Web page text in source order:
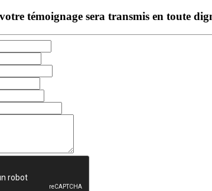
témoignage sera transmis en toute